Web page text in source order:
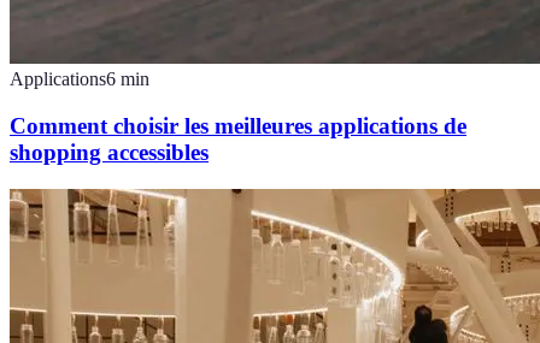
Applications6 min
Comment choisir les meilleures applications de
shopping accessibles